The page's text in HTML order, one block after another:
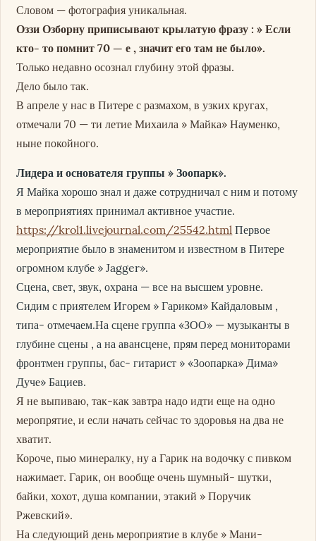
Словом — фотография уникальная.
Оззи Озборну приписывают крылатую фразу : » Если
кто- то помнит 70 — е , значит его там не было».
Только недавно осознал глубину этой фразы.
Дело было так.
В апреле у нас в Питере с размахом, в узких кругах,
отмечали 70 — ти летие Михаила » Майка» Науменко,
ныне покойного.
Лидера и основателя группы » Зоопарк».
Я Майка хорошо знал и даже сотрудничал с ним и потому
в мероприятиях принимал активное участие.
https://krol1.livejournal.com/25542.html Первое
мероприятие было в знаменитом и известном в Питере
огромном клубе » Jagger».
Сцена, свет, звук, охрана — все на высшем уровне.
Сидим с приятелем Игорем » Гариком» Кайдаловым ,
типа- отмечаем.На сцене группа «ЗОО» — музыканты в
глубине сцены , а на авансцене, прям перед мониторами
фронтмен группы, бас- гитарист » «Зоопарка» Дима»
Дуче» Бациев.
Я не выпиваю, так-как завтра надо идти еще на одно
меропрятие, и если начать сейчас то здоровья на два не
хватит.
Короче, пью минералку, ну а Гарик на водочку с пивком
нажимает. Гарик, он вообще очень шумный- шутки,
байки, хохот, душа компании, этакий » Поручик
Ржевский».
На следующий день мероприятие в клубе » Мани-